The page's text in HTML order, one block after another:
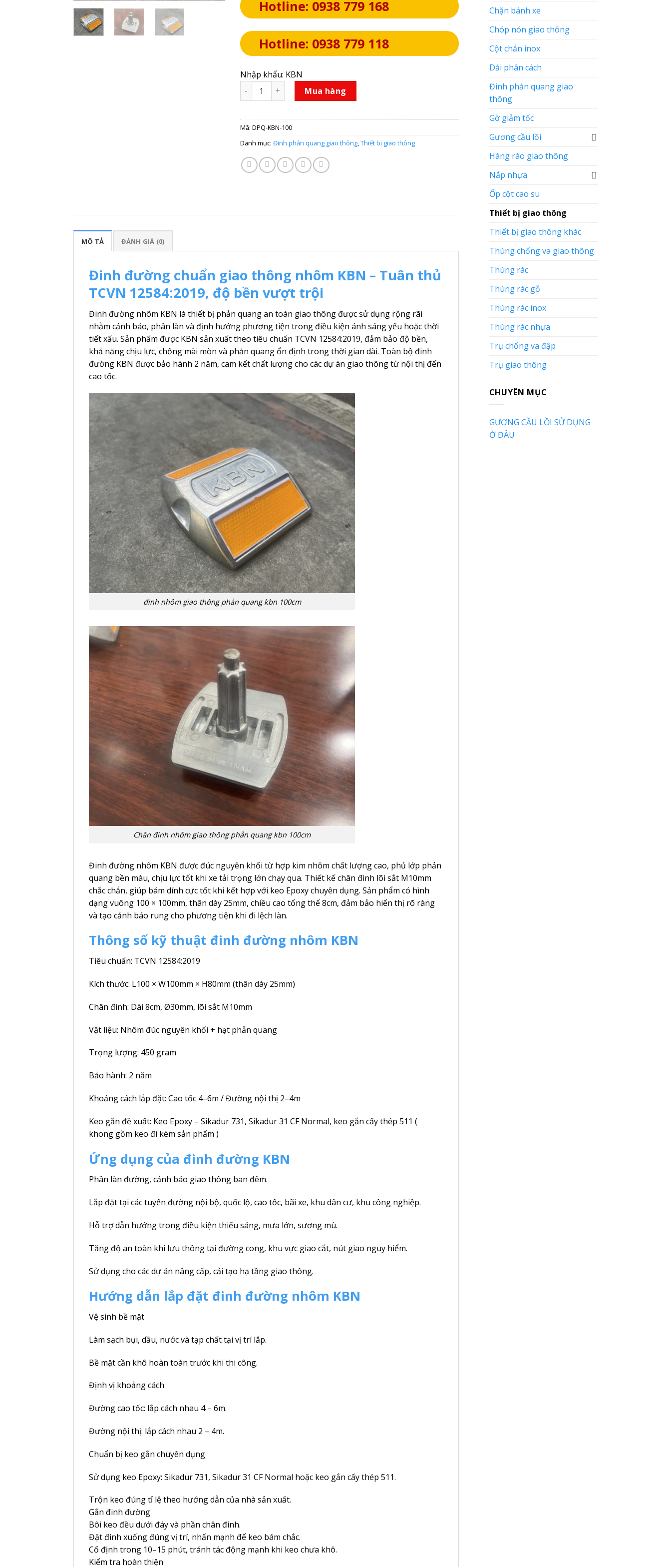
Chặn bánh xe
Chóp nón giao thông
Cột chắn inox
Dải phân cách
Đinh phản quang giao
thông
Gờ giảm tốc
Gương cầu lồi
Hàng rào giao thông
Nắp nhựa
Ốp cột cao su
Thiết bị giao thông
Thiết bị giao thông khác
Thùng chống va giao thông
Thùng rác
Thùng rác gỗ
Thùng rác inox
Thùng rác nhựa
Trụ chống va đập
Trụ giao thông
CHUYÊN MỤC
GƯƠNG CẦU LỒI SỬ DỤNG
Ở ĐÂU
Hotline: 0938 779 168
Hotline: 0938 779 118
Nhập khẩu: KBN
Đinh phản quang giao thông nhôm KBN 100 x 100mm chân đinh lõi sắt 8cm số lượng
Mua hàng
Mã: DPQ-KBN-100
Danh mục: Đinh phản quang giao thông,Thiết bị giao thông
MÔ TẢ ĐÁNH GIÁ (0)
Đinh đường chuẩn giao thông nhôm KBN – Tuân thủ
TCVN 12584:2019, độ bền vượt trội
Đinh đường nhôm KBN là thiết bị phản quang an toàn giao thông được sử dụng rộng rãi
nhằm cảnh báo, phân làn và định hướng phương tiện trong điều kiện ánh sáng yếu hoặc thời
tiết xấu. Sản phẩm được KBN sản xuất theo tiêu chuẩn TCVN 12584:2019, đảm bảo độ bền,
khả năng chịu lực, chống mài mòn và phản quang ổn định trong thời gian dài. Toàn bộ đinh
đường KBN được bảo hành 2 năm, cam kết chất lượng cho các dự án giao thông từ nội thị đến
cao tốc.
đinh nhôm giao thông phản quang kbn 100cm
Chân đinh nhôm giao thông phản quang kbn 100cm
Đinh đường nhôm KBN được đúc nguyên khối từ hợp kim nhôm chất lượng cao, phủ lớp phản
quang bền màu, chịu lực tốt khi xe tải trọng lớn chạy qua. Thiết kế chân đinh lõi sắt M10mm
chắc chắn, giúp bám dính cực tốt khi kết hợp với keo Epoxy chuyên dụng. Sản phẩm có hình
dạng vuông 100 × 100mm, thân dày 25mm, chiều cao tổng thể 8cm, đảm bảo hiển thị rõ ràng
và tạo cảnh báo rung cho phương tiện khi đi lệch làn.
Thông số kỹ thuật đinh đường nhôm KBN
Tiêu chuẩn: TCVN 12584:2019
Kích thước: L100 × W100mm × H80mm (thân dày 25mm)
Chân đinh: Dài 8cm, Ø30mm, lõi sắt M10mm
Vật liệu: Nhôm đúc nguyên khối + hạt phản quang
Trọng lượng: 450 gram
Bảo hành: 2 năm
Khoảng cách lắp đặt: Cao tốc 4–6m / Đường nội thị 2–4m
Keo gắn đề xuất: Keo Epoxy – Sikadur 731, Sikadur 31 CF Normal, keo gắn cấy thép 511 (
khong gồm keo đi kèm sản phẩm )
Ứng dụng của đinh đường KBN
Phân làn đường, cảnh báo giao thông ban đêm.
Lắp đặt tại các tuyến đường nội bộ, quốc lộ, cao tốc, bãi xe, khu dân cư, khu công nghiệp.
Hỗ trợ dẫn hướng trong điều kiện thiếu sáng, mưa lớn, sương mù.
Tăng độ an toàn khi lưu thông tại đường cong, khu vực giao cắt, nút giao nguy hiểm.
Sử dụng cho các dự án nâng cấp, cải tạo hạ tầng giao thông.
Hướng dẫn lắp đặt đinh đường nhôm KBN
Vệ sinh bề mặt
Làm sạch bụi, dầu, nước và tạp chất tại vị trí lắp.
Bề mặt cần khô hoàn toàn trước khi thi công.
Định vị khoảng cách
Đường cao tốc: lắp cách nhau 4 – 6m.
Đường nội thị: lắp cách nhau 2 – 4m.
Chuẩn bị keo gắn chuyên dụng
Sử dụng keo Epoxy: Sikadur 731, Sikadur 31 CF Normal hoặc keo gắn cấy thép 511.
Trộn keo đúng tỉ lệ theo hướng dẫn của nhà sản xuất.
Gắn đinh đường
Bôi keo đều dưới đáy và phần chân đinh.
Đặt đinh xuống đúng vị trí, nhấn mạnh để keo bám chắc.
Cố định trong 10–15 phút, tránh tác động mạnh khi keo chưa khô.
Kiểm tra hoàn thiện